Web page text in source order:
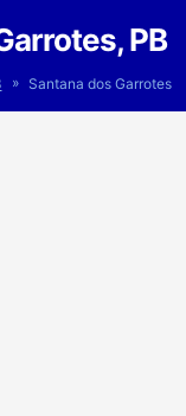
PB
» Santana dos Garrotes